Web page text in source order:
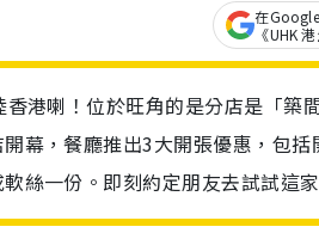
在
《UHK
港喇！位於旺角的是分店是「築
幕，餐廳推出3大開張優惠，包
絲一份。即刻約定朋友去試試這